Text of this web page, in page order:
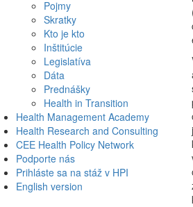
Pojmy
Skratky
Kto je kto
Inštitúcie
Legislatíva
Dáta
Prednášky
Health in Transition
Health Management Academy
Health Research and Consulting
CEE Health Policy Network
Podporte nás
Prihláste sa na stáž v HPI
English version